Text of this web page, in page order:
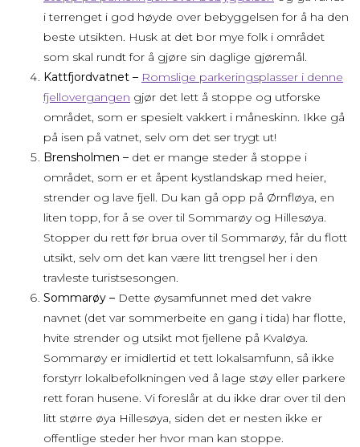
i terrenget i god høyde over bebyggelsen for å ha den
beste utsikten. Husk at det bor mye folk i området
som skal rundt for å gjøre sin daglige gjøremål.
Kattfjordvatnet – Romslige parkeringsplasser i denne
fjellovergangen gjør det lett å stoppe og utforske
området, som er spesielt vakkert i måneskinn. Ikke gå
på isen på vatnet, selv om det ser trygt ut!
Brensholmen – det er mange steder å stoppe i
området, som er et åpent kystlandskap med heier,
strender og lave fjell. Du kan gå opp på Ørnfløya, en
liten topp, for å se over til Sommarøy og Hillesøya.
Stopper du rett før brua over til Sommarøy, får du flott
utsikt, selv om det kan være litt trengsel her i den
travleste turistsesongen.
Sommarøy – Dette øysamfunnet med det vakre
navnet (det var sommerbeite en gang i tida) har flotte,
hvite strender og utsikt mot fjellene på Kvaløya.
Sommarøy er imidlertid et tett lokalsamfunn, så ikke
forstyrr lokalbefolkningen ved å lage støy eller parkere
rett foran husene. Vi foreslår at du ikke drar over til den
litt større øya Hillesøya, siden det er nesten ikke er
offentlige steder her hvor man kan stoppe.